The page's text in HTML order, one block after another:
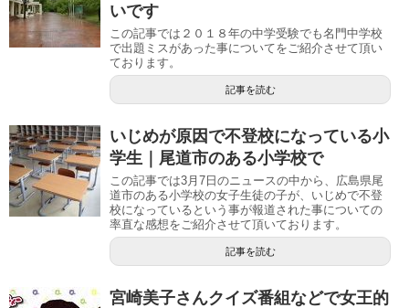
いです
この記事では２０１８年の中学受験でも名門中学校
で出題ミスがあった事についてをご紹介させて頂い
ております。
記事を読む
いじめが原因で不登校になっている小
学生｜尾道市のある小学校で
この記事では3月7日のニュースの中から、広島県尾
道市のある小学校の女子生徒の子が、いじめで不登
校になっているという事が報道された事についての
率直な感想をご紹介させて頂いております。
記事を読む
宮崎美子さんクイズ番組などで女王的